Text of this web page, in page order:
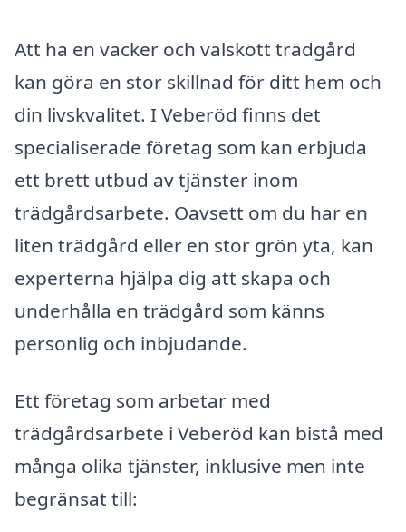
Att ha en vacker och välskött trädgård
kan göra en stor skillnad för ditt hem och
din livskvalitet. I Veberöd finns det
specialiserade företag som kan erbjuda
ett brett utbud av tjänster inom
trädgårdsarbete. Oavsett om du har en
liten trädgård eller en stor grön yta, kan
experterna hjälpa dig att skapa och
underhålla en trädgård som känns
personlig och inbjudande.
Ett företag som arbetar med
trädgårdsarbete i Veberöd kan bistå med
många olika tjänster, inklusive men inte
begränsat till: